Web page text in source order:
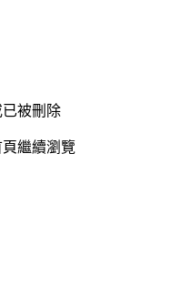
被刪除
繼續瀏覽